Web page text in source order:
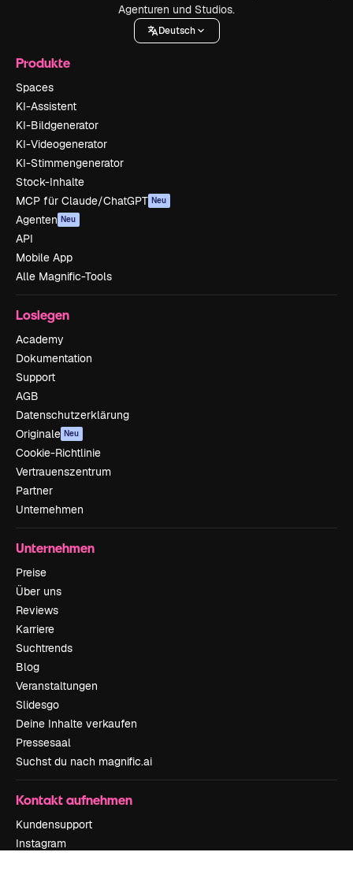
Agenturen und Studios.
Deutsch
Produkte
Spaces
KI-Assistent
KI-Bildgenerator
KI-Videogenerator
KI-Stimmengenerator
Stock-Inhalte
MCP für Claude/ChatGPT Neu
Agenten Neu
API
Mobile App
Alle Magnific-Tools
Loslegen
Academy
Dokumentation
Support
AGB
Datenschutzerklärung
Originale Neu
Cookie-Richtlinie
Vertrauenszentrum
Partner
Unternehmen
Unternehmen
Preise
Über uns
Reviews
Karriere
Suchtrends
Blog
Veranstaltungen
Slidesgo
Deine Inhalte verkaufen
Pressesaal
Suchst du nach magnific.ai
Kontakt aufnehmen
Kundensupport
Instagram